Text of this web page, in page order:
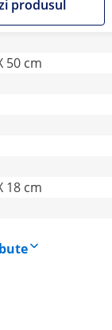
produsul
50 cm
18 cm